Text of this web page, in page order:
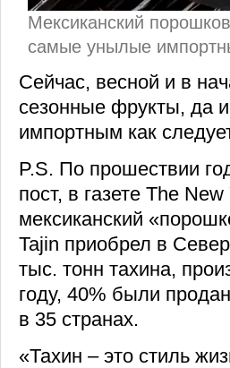
Мексиканский
самые унылые
Сейчас, весной и в
сезонные фрукты, да
импортным как
P.S. По прошествии
пост, в газете The
мексиканский
Tajin приобрел в
тыс. тонн тахина,
году, 40% были
в 35 странах.
«Тахин – это стиль